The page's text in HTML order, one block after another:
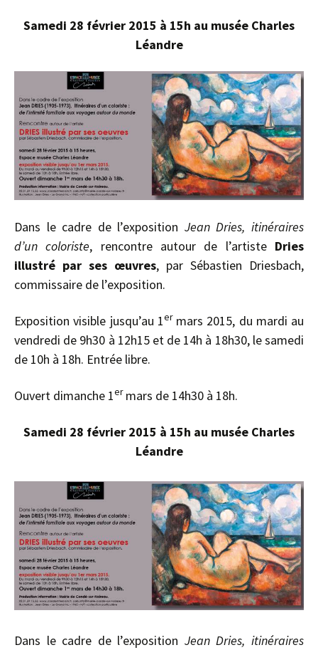
Samedi 28 février 2015 à 15h au musée Charles
Léandre
Dans le cadre de l’exposition Jean Dries, itinéraires
d’un coloriste, rencontre autour de l’artiste Dries
illustré par ses œuvres, par Sébastien Driesbach,
commissaire de l’exposition.
Exposition visible jusqu’au 1ermars 2015, du mardi au
vendredi de 9h30 à 12h15 et de 14h à 18h30, le samedi
de 10h à 18h. Entrée libre.
Ouvert dimanche 1ermars de 14h30 à 18h.
Samedi 28 février 2015 à 15h au musée Charles
Léandre
Dans le cadre de l’exposition Jean Dries, itinéraires